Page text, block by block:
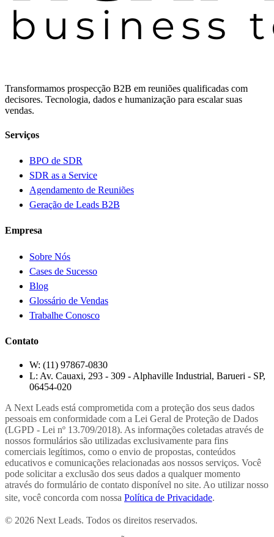
Transformamos prospecção B2B em reuniões qualificadas com
decisores. Tecnologia, dados e humanização para escalar suas
vendas.
Serviços
BPO de SDR
SDR as a Service
Agendamento de Reuniões
Geração de Leads B2B
Empresa
Sobre Nós
Cases de Sucesso
Blog
Glossário de Vendas
Trabalhe Conosco
Contato
W: (11) 97867-0830
L: Av. Cauaxi, 293 - 309 - Alphaville Industrial, Barueri - SP,
06454-020
A Next Leads está comprometida com a proteção dos seus dados
pessoais em conformidade com a Lei Geral de Proteção de Dados
(LGPD - Lei nº 13.709/2018). As informações coletadas através de
nossos formulários são utilizadas exclusivamente para fins
comerciais legítimos, como o envio de propostas, conteúdos
educativos e comunicações relacionadas aos nossos serviços. Você
pode solicitar a exclusão dos seus dados a qualquer momento
através do formulário de contato disponível no site. Ao utilizar nosso
site, você concorda com nossa Política de Privacidade.
© 2026 Next Leads. Todos os direitos reservados.